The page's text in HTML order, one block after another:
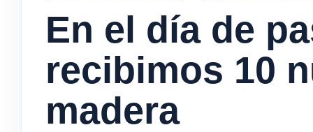
En el día de
recibimos 10
madera